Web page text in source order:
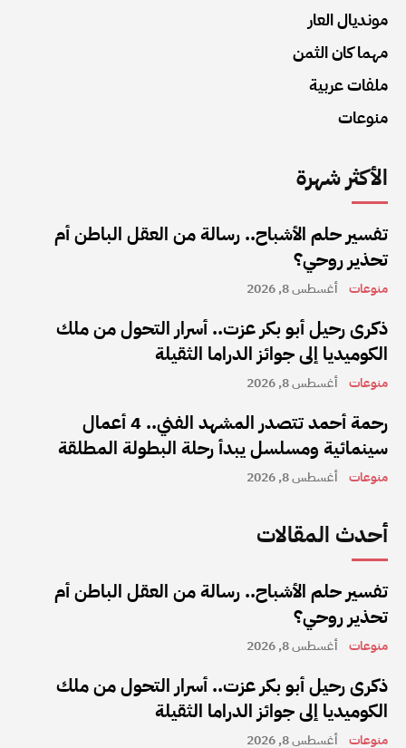
مونديال العار
مهما كان الثمن
ملفات عربية
منوعات
الأكثر شهرة
تفسير حلم الأشباح.. رسالة من العقل الباطن أم
تحذير روحي؟
منوعات أغسطس 8, 2026
ذكرى رحيل أبو بكر عزت.. أسرار التحول من ملك
الكوميديا إلى جوائز الدراما الثقيلة
منوعات أغسطس 8, 2026
رحمة أحمد تتصدر المشهد الفني.. 4 أعمال
سينمائية ومسلسل يبدأ رحلة البطولة المطلقة
منوعات أغسطس 8, 2026
أحدث المقالات
تفسير حلم الأشباح.. رسالة من العقل الباطن أم
تحذير روحي؟
منوعات أغسطس 8, 2026
ذكرى رحيل أبو بكر عزت.. أسرار التحول من ملك
الكوميديا إلى جوائز الدراما الثقيلة
منوعات أغسطس 8, 2026